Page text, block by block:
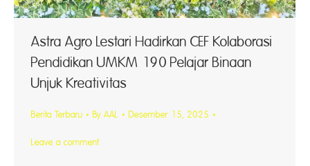
Astra Agro Lestari Hadirkan CEF Kolaborasi
Pendidikan UMKM 190 Pelajar Binaan
Unjuk Kreativitas
Berita Terbaru By AAL Desember 15, 2025
Leave a comment